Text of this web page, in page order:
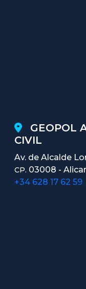
GEOPOL
CIVIL
Av. de Alcalde
CP. 03008 -
+34 628 17 62 59